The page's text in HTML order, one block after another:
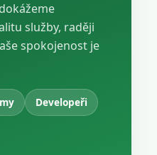
služby, raději
spokojenost je
Developeři